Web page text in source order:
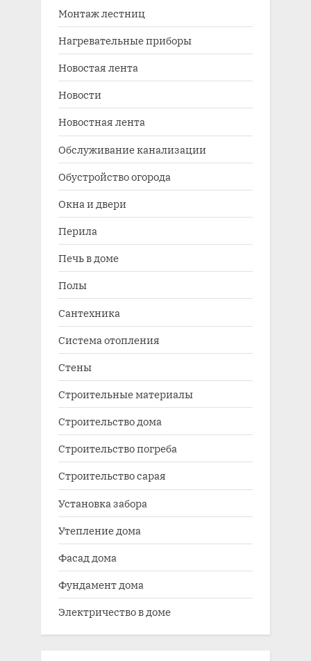
Монтаж лестниц
Нагревательные приборы
Новостая лента
Новости
Новостная лента
Обслуживание канализации
Обустройство огорода
Окна и двери
Перила
Печь в доме
Полы
Сантехника
Система отопления
Стены
Строительные материалы
Строительство дома
Строительство погреба
Строительство сарая
Установка забора
Утепление дома
Фасад дома
Фундамент дома
Электричество в доме